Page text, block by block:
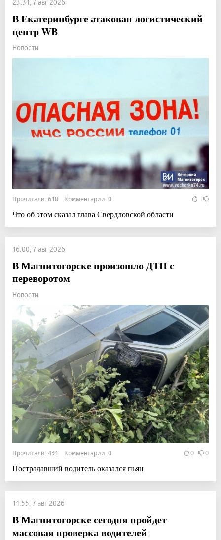
23:31, 7 авг 2026
В Екатеринбурге атакован логистический
центр WB
Новости
Прочитали: 610 Комментарии: 0
Что об этом сказал глава Свердловской области
16:00, 7 авг 2026
В Магнитогорске произошло ДТП с
переворотом
Новости
Прочитали: 431 Комментарии: 0 0 0
Пострадавший водитель оказался пьян
11:55, 7 авг 2026
В Магнитогорске сегодня пройдет
массовая проверка водителей